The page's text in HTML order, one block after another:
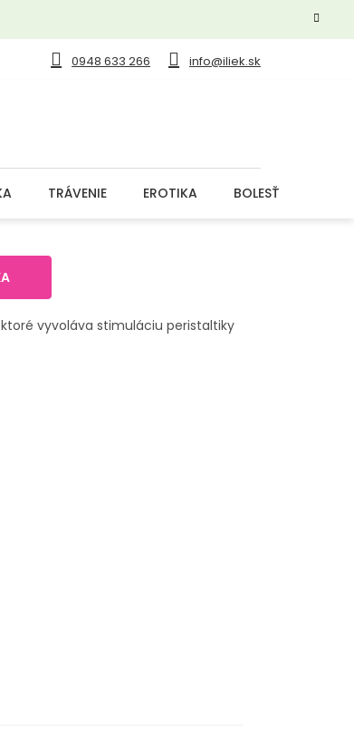
0948 633 266 info@iliek.sk
TRÁVENIE EROTIKA BOLESŤ
vyvoláva stimuláciu peristaltiky